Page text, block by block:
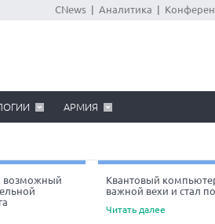
CNews Аналитика
АРМИЯ
возможный
Квантовый
важной вехи и стал
Читать далее